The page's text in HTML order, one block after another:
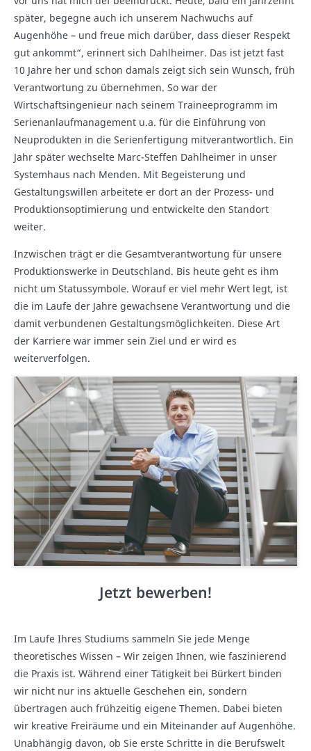
später, begegne auch ich unserem Nachwuchs auf
Augenhöhe – und freue mich darüber, dass dieser Respekt
gut ankommt“, erinnert sich Dahlheimer. Das ist jetzt fast
10 Jahre her und schon damals zeigt sich sein Wunsch, früh
Verantwortung zu übernehmen. So war der
Wirtschaftsingenieur nach seinem Traineeprogramm im
Serienanlaufmanagement u.a. für die Einführung von
Neuprodukten in die Serienfertigung mitverantwortlich. Ein
Jahr später wechselte Marc-Steffen Dahlheimer in unser
Systemhaus nach Menden. Mit Begeisterung und
Gestaltungswillen arbeitete er dort an der Prozess- und
Produktionsoptimierung und entwickelte den Standort
weiter.
Inzwischen trägt er die Gesamtverantwortung für unsere
Produktionswerke in Deutschland. Bis heute geht es ihm
nicht um Statussymbole. Worauf er viel mehr Wert legt, ist
die im Laufe der Jahre gewachsene Verantwortung und die
damit verbundenen Gestaltungsmöglichkeiten. Diese Art
der Karriere war immer sein Ziel und er wird es
weiterverfolgen.
Jetzt bewerben!
Im Laufe Ihres Studiums sammeln Sie jede Menge
theoretisches Wissen – Wir zeigen Ihnen, wie faszinierend
die Praxis ist. Während einer Tätigkeit bei Bürkert binden
wir nicht nur ins aktuelle Geschehen ein, sondern
übertragen auch frühzeitig eigene Themen. Dabei bieten
wir kreative Freiräume und ein Miteinander auf Augenhöhe.
Unabhängig davon, ob Sie erste Schritte in die Berufswelt